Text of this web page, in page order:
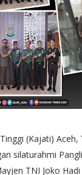
(Kajati) Aceh,
silaturahmi
TNI Joko